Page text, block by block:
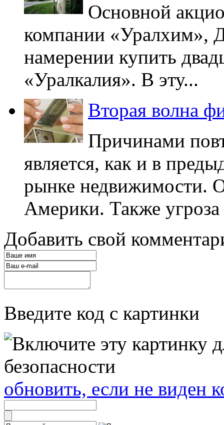
Основной
компании «Уралхим»,
намерении купить
«Уралкалия». В эту...
Вторая волна
Причинами
является, как и в
рынке недвижимости.
Америки. Также угроза
Добавить свой
Введите код с картинки
обновить, если не виден